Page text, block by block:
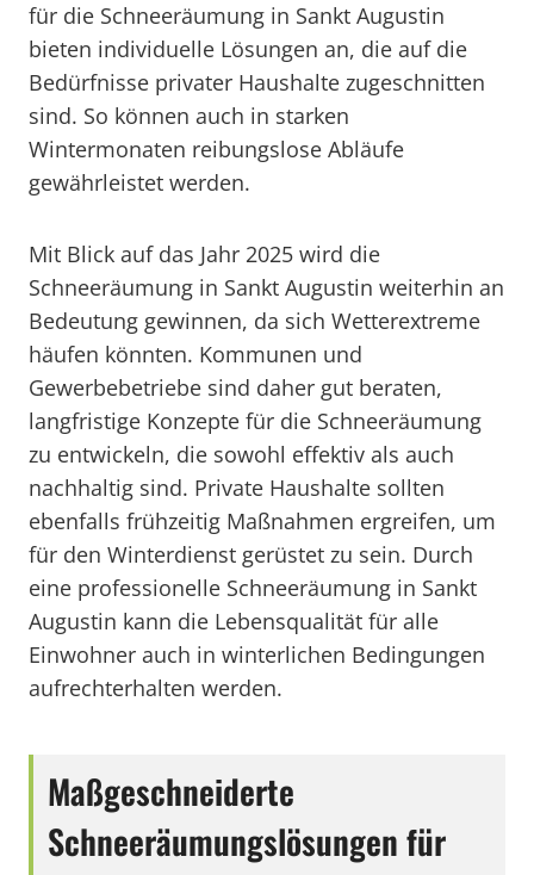
für die Schneeräumung in Sankt Augustin
bieten individuelle Lösungen an, die auf die
Bedürfnisse privater Haushalte zugeschnitten
sind. So können auch in starken
Wintermonaten reibungslose Abläufe
gewährleistet werden.
Mit Blick auf das Jahr 2025 wird die
Schneeräumung in Sankt Augustin weiterhin an
Bedeutung gewinnen, da sich Wetterextreme
häufen könnten. Kommunen und
Gewerbebetriebe sind daher gut beraten,
langfristige Konzepte für die Schneeräumung
zu entwickeln, die sowohl effektiv als auch
nachhaltig sind. Private Haushalte sollten
ebenfalls frühzeitig Maßnahmen ergreifen, um
für den Winterdienst gerüstet zu sein. Durch
eine professionelle Schneeräumung in Sankt
Augustin kann die Lebensqualität für alle
Einwohner auch in winterlichen Bedingungen
aufrechterhalten werden.
Maßgeschneiderte
Schneeräumungslösungen für